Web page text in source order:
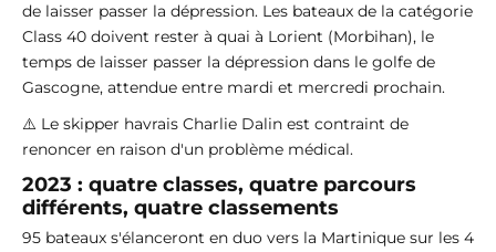
de laisser passer la dépression. Les bateaux de la catégorie
Class 40 doivent rester à quai à Lorient (Morbihan), le
temps de laisser passer la dépression dans le golfe de
Gascogne, attendue entre mardi et mercredi prochain.
⚠️ Le skipper havrais Charlie Dalin est contraint de
renoncer en raison d'un problème médical.
2023 : quatre classes, quatre parcours
différents, quatre classements
95 bateaux s'élanceront en duo vers la Martinique sur les 4